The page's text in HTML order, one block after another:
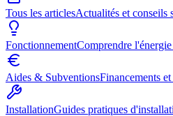
Tous les articlesActualités et conseils
FonctionnementComprendre
Aides & SubventionsFinancements
InstallationGuides pratiques